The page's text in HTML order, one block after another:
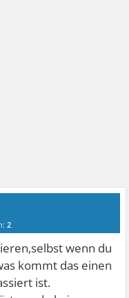
2
wenn du
kommt das einen
ist.